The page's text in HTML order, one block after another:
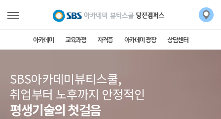
아카데미 교육과정 자격증 아카데미 광장 상담센터
SBS아카데미뷰티스쿨,
취업부터 노후까지 안정적인
평생기술의 첫걸음